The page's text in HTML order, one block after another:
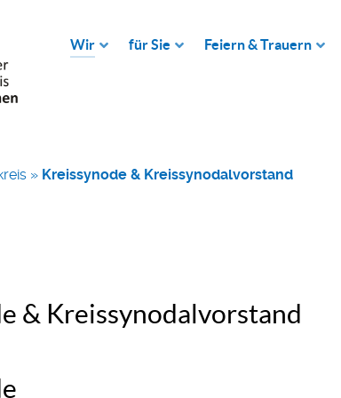
Wir für Sie Feiern & Trauern
» Kreissynode & Kreissynodalvorstand
& Kreissynodalvorstand